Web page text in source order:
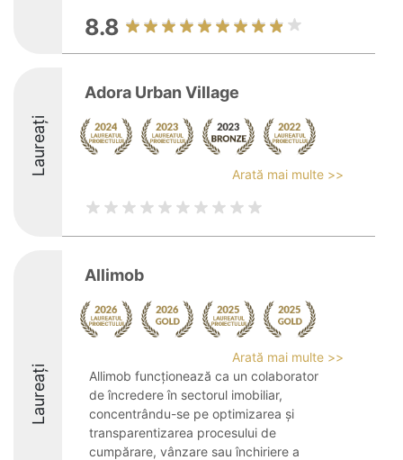
8.8
Laureați
Adora Urban Village
Arată mai multe >>
Laureați
Allimob
Arată mai multe >>
Allimob funcționează ca un colaborator
de încredere în sectorul imobiliar,
concentrându-se pe optimizarea și
transparentizarea procesului de
cumpărare, vânzare sau închiriere a